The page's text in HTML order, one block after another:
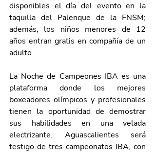
disponibles el día del evento en la
taquilla del Palenque de la FNSM;
además, los niños menores de 12
años entran gratis en compañía de un
adulto.
La Noche de Campeones IBA es una
plataforma donde los mejores
boxeadores olímpicos y profesionales
tienen la oportunidad de demostrar
sus habilidades en una velada
electrizante. Aguascalientes será
testigo de tres campeonatos IBA, con